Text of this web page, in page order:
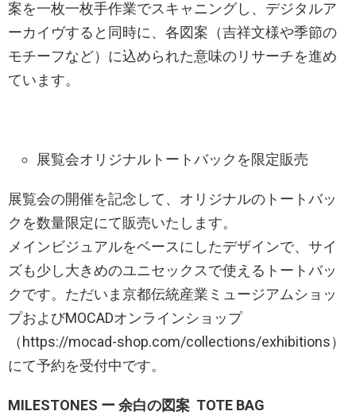
案を一枚一枚手作業でスキャニングし、デジタルア
ーカイヴすると同時に、各図案（吉祥文様や季節の
モチーフなど）に込められた意味のリサーチを進め
ています。
展覧会オリジナルトートバックを限定販売
展覧会の開催を記念して、オリジナルのトートバッ
クを数量限定にて販売いたします。
メインビジュアルをベースにしたデザインで、サイ
ズも少し大きめのユニセックスで使えるトートバッ
クです。ただいま京都伝統産業ミュージアムショッ
プおよびMOCADオンラインショップ
（https://mocad-shop.com/collections/exhibitions）
にて予約を受付中です。
MILESTONES ー 余白の図案 TOTE BAG